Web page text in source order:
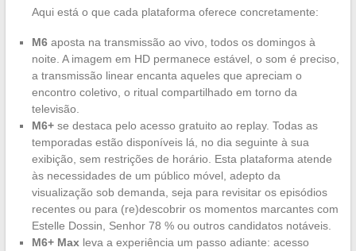
Aqui está o que cada plataforma oferece concretamente:
M6aposta na transmissão ao vivo, todos os domingos à
noite. A imagem em HD permanece estável, o som é preciso,
a transmissão linear encanta aqueles que apreciam o
encontro coletivo, o ritual compartilhado em torno da
televisão.
M6+se destaca pelo acesso gratuito ao replay. Todas as
temporadas estão disponíveis lá, no dia seguinte à sua
exibição, sem restrições de horário. Esta plataforma atende
às necessidades de um público móvel, adepto da
visualização sob demanda, seja para revisitar os episódios
recentes ou para (re)descobrir os momentos marcantes com
Estelle Dossin, Senhor 78 % ou outros candidatos notáveis.
M6+ Maxleva a experiência um passo adiante: acesso